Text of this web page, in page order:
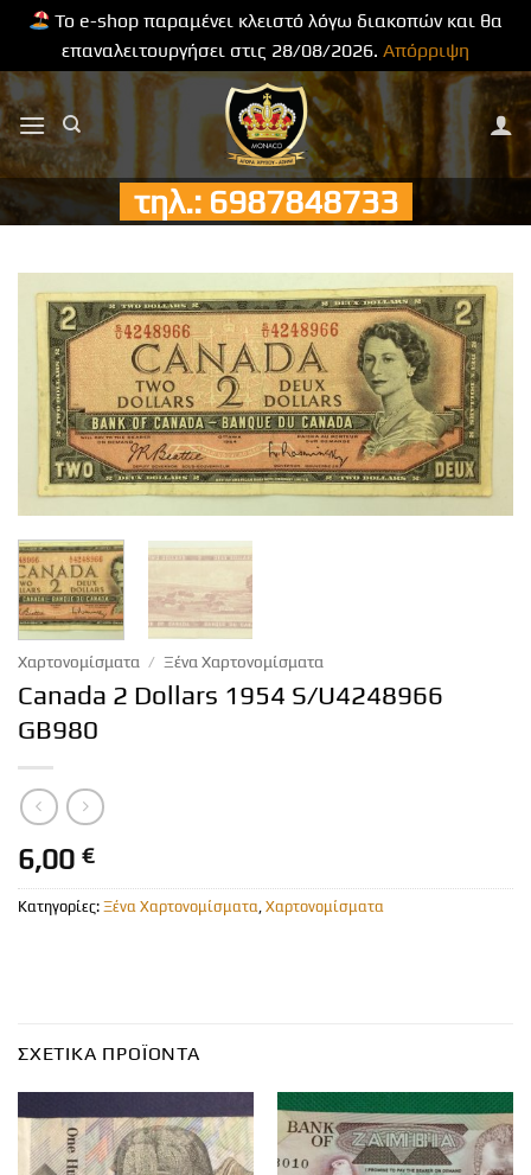
Το e-shop παραμένει κλειστό λόγω διακοπών και θα
επαναλειτουργήσει στις 28/08/2026. Απόρριψη
Μετάβαση
στο
περιεχόμενο
τηλ.: 6987848733
Χαρτονομίσματα / Ξένα Χαρτονομίσματα
Canada 2 Dollars 1954 S/U4248966
GB980
6,00 €
Κατηγορίες: Ξένα Χαρτονομίσματα, Χαρτονομίσματα
ΣΧΕΤΙΚΆ ΠΡΟΪΌΝΤΑ